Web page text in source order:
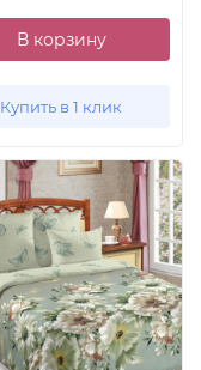
В корзину
Купить в 1 клик